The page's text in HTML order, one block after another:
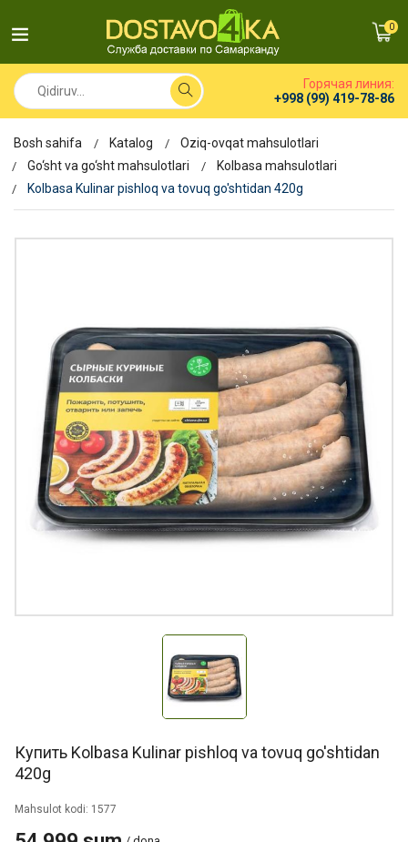
0
Горячая линия:
+998 (99) 419-78-86
Bosh sahifa Katalog
Oziq-ovqat mahsulotlari
Go‘sht va go‘sht mahsulotlari
Kolbasa mahsulotlari
Kolbasa Kulinar pishloq va tovuq go'shtidan 420g
Купить Kolbasa Kulinar pishloq va tovuq go'shtidan
420g
Mahsulot kodi: 1577